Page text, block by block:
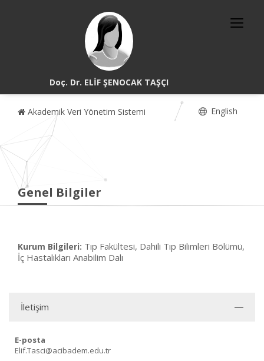
Doç. Dr. ELİF ŞENOCAK TAŞÇI
Akademik Veri Yönetim Sistemi English
Genel Bilgiler
Kurum Bilgileri: Tıp Fakültesi, Dahili Tıp Bilimleri Bölümü,
İç Hastalıkları Anabilim Dalı
İletişim
E-posta
Elif.Tasci@acibadem.edu.tr